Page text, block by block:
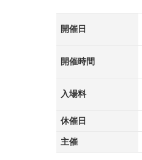
開催日
開催時間
入場料
休催日
主催